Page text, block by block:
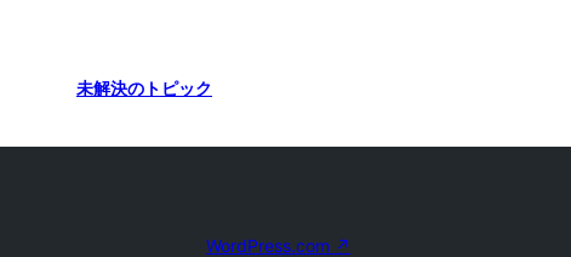
未解決のトピック
WordPress.com ↗